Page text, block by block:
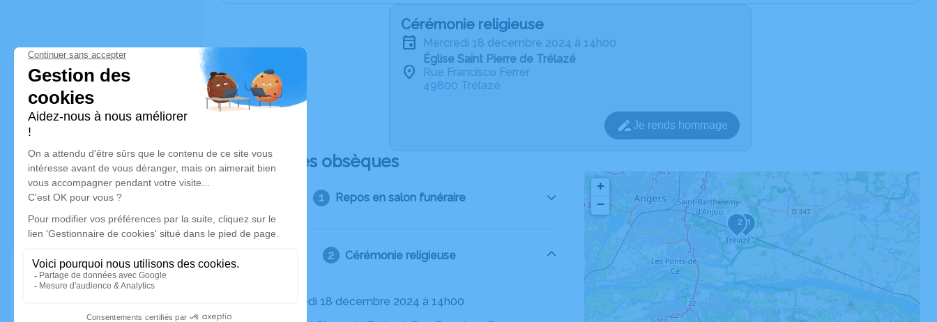
Cérémonie religieuse
mercredi 18 décembre 2024 à 14h00
Église Saint Pierre de Trélazé
Rue Francisco Ferrer
49800 Trélazé
Je rends hommage
Déroulé des obsèques
Repos en salon funéraire
Cérémonie religieuse
Le mercredi 18 décembre 2024 à 14h00
1
2
+
−